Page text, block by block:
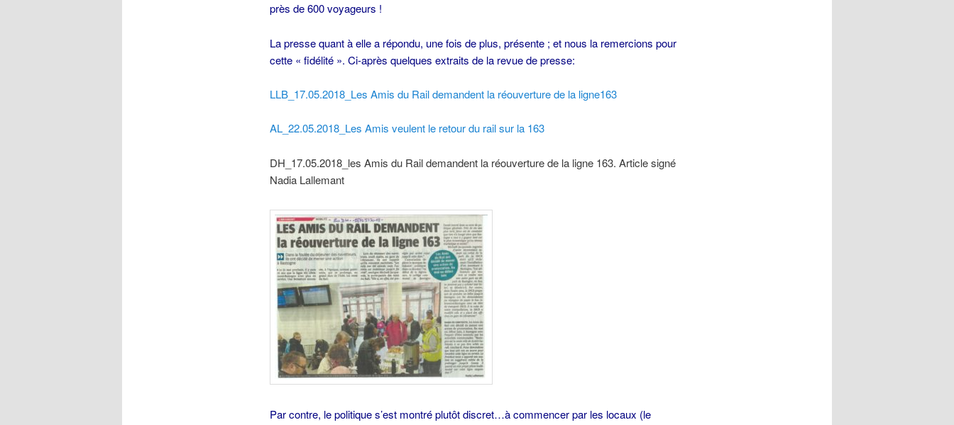
près de 600 voyageurs !
La presse quant à elle a répondu, une fois de plus, présente ; et nous la remercions pour
cette « fidélité ». Ci-après quelques extraits de la revue de presse:
LLB_17.05.2018_Les Amis du Rail demandent la réouverture de la ligne163
AL_22.05.2018_Les Amis veulent le retour du rail sur la 163
DH_17.05.2018_les Amis du Rail demandent la réouverture de la ligne 163. Article signé
Nadia Lallemant
Par contre, le politique s’est montré plutôt discret…à commencer par les locaux (le